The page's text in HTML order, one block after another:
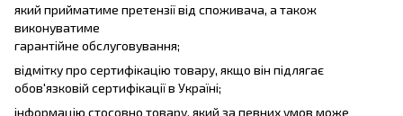
який прийматиме претензії від споживача, а також
виконуватиме
гарантійне обслуговування;
відмітку про сертифікацію товару, якщо він підлягає
обов'язковій сертифікації в Україні;
інформацію стосовно товару, який за певних умов може